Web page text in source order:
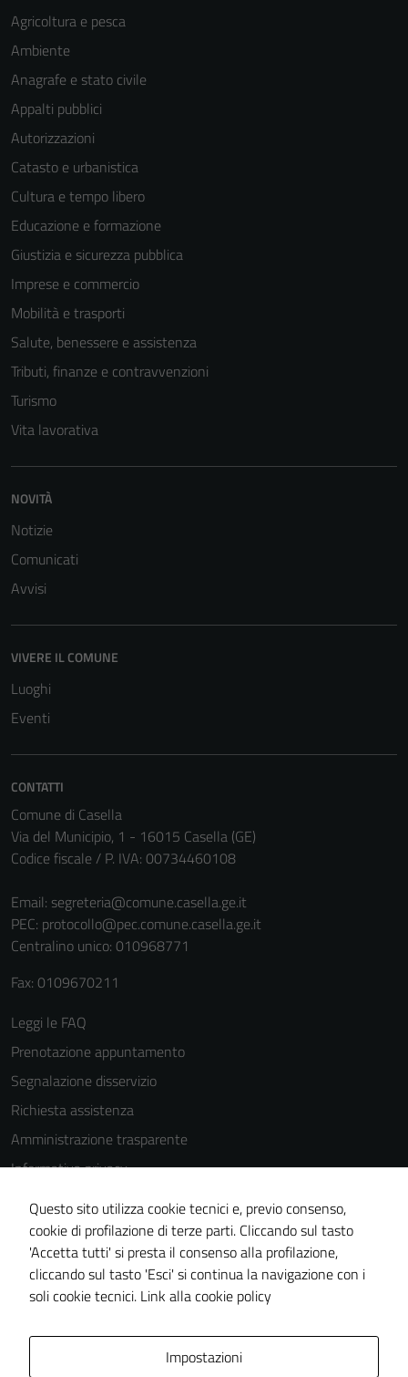
Agricoltura e pesca
Ambiente
Anagrafe e stato civile
Appalti pubblici
Autorizzazioni
Catasto e urbanistica
Cultura e tempo libero
Educazione e formazione
Giustizia e sicurezza pubblica
Imprese e commercio
Mobilità e trasporti
Salute, benessere e assistenza
Tributi, finanze e contravvenzioni
Turismo
Vita lavorativa
NOVITÀ
Notizie
Comunicati
Avvisi
VIVERE IL COMUNE
Luoghi
Eventi
CONTATTI
Comune di Casella
Via del Municipio, 1 - 16015 Casella (GE)
Codice fiscale / P. IVA: 00734460108
Email: segreteria@comune.casella.ge.it
PEC: protocollo@pec.comune.casella.ge.it
Centralino unico: 010968771
Fax: 0109670211
Leggi le FAQ
Prenotazione appuntamento
Segnalazione disservizio
Richiesta assistenza
Amministrazione trasparente
Informativa privacy
Cookie Policy
Note legali
Dichiarazione di accessibilità
Piano di miglioramento del sito
Questo sito utilizza cookie tecnici e, previo consenso,
cookie di profilazione di terze parti. Cliccando sul tasto
'Accetta tutti' si presta il consenso alla profilazione,
cliccando sul tasto 'Esci' si continua la navigazione con i
soli cookie tecnici. Link alla cookie policy
Impostazioni
Tecnici
Questi cookie
per il
funzionamento
Terze parti
sono
impostati da
una serie di
servizi esterni
(si veda la
estesa per i